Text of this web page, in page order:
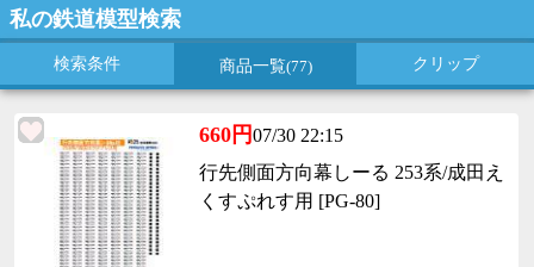
私の鉄道模型検索
検索条件 商品一覧(77) クリップ
660円07/30 22:15
行先側面方向幕しーる 253系/成田え
くすぷれす用 [PG-80]